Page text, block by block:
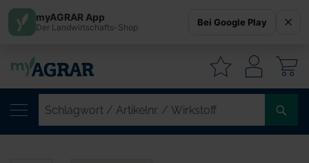
myAGRAR App
Der Landwirtschafts-Shop Bei Google Play